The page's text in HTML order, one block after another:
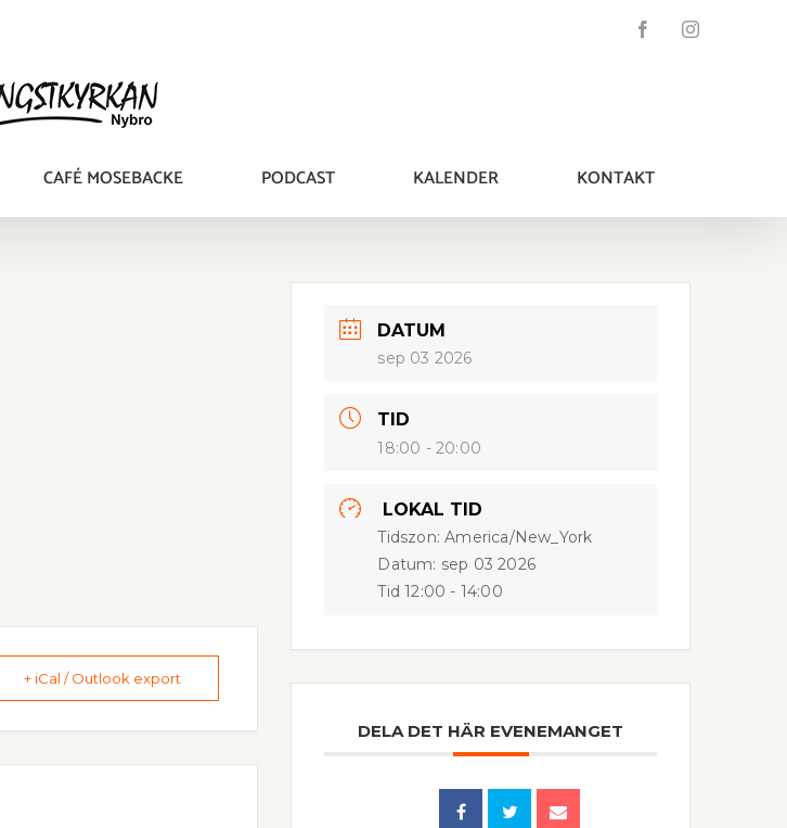
FacebookInstagram
CAFÉ MOSEBACKE PODCAST KALENDER KONTAKT
+ iCal / Outlook export
DATUM
sep 03 2026
TID
18:00 - 20:00
LOKAL TID
Tidszon:America/New_York
Datum: sep 03 2026
Tid12:00 - 14:00
DELA DET HÄR EVENEMANGET